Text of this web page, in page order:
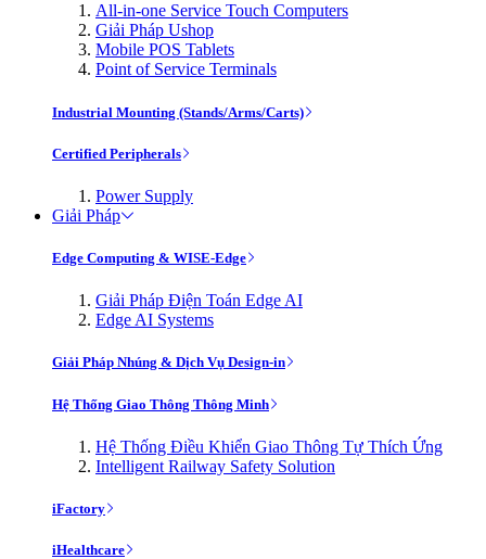
All-in-one Service Touch Computers
Giải Pháp Ushop
Mobile POS Tablets
Point of Service Terminals
Industrial Mounting (Stands/Arms/Carts)
Certified Peripherals
Power Supply
Giải Pháp
Edge Computing & WISE-Edge
Giải Pháp Điện Toán Edge AI
Edge AI Systems
Giải Pháp Nhúng & Dịch Vụ Design-in
Hệ Thống Giao Thông Thông Minh
Hệ Thống Điều Khiển Giao Thông Tự Thích Ứng
Intelligent Railway Safety Solution
iFactory
iHealthcare